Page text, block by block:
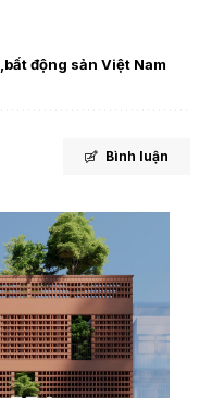
bất động sản Việt Nam
Bình luận